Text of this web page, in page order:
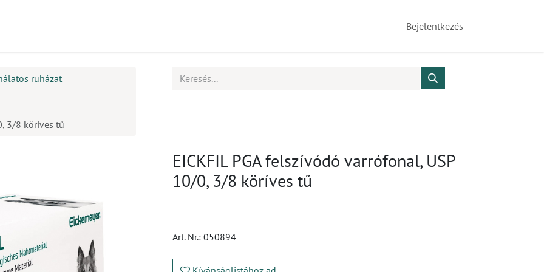
Bejelentkezés
ruházat
3/8 köríves tű
EICKFIL PGA felszívódó varrófonal, USP
10/0, 3/8 köríves tű
Art. Nr.: 050894